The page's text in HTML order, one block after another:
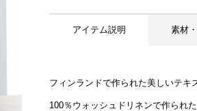
アイテム説明 素材
フィンランドで作られた美しいテキ
100％ウォッシュドリネンで作られた